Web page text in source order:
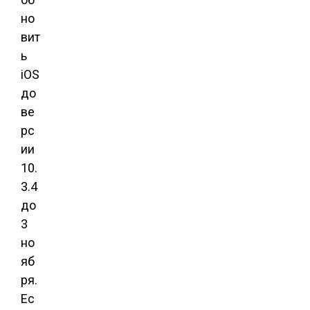
но
вит
ь
iOS
до
ве
рс
ии
10.
3.4
до
3
но
яб
ря.
Ес